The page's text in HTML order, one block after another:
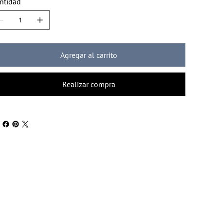
Agregar al carrito
Realizar compra